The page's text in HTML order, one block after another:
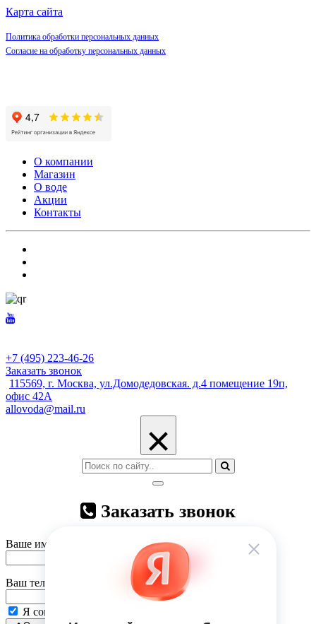
Карта сайта
Политика обработки персональных данных
Согласие на обработку персональных данных
О компании
Магазин
О воде
Акции
Контакты
+7 (495) 223-46-26
Заказать звонок
115569, г. Москва, ул.Домодедовская. д.4 помещение 19п,
офис 42А
allovoda@mail.ru
×
Заказать звонок
Ваше имя
Ваш телефон
Я согласен на